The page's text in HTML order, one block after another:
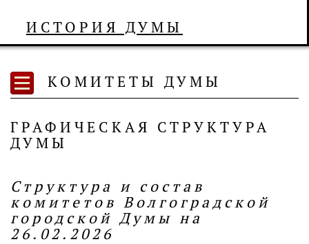
ИСТОРИЯ ДУМЫ
КОМИТЕТЫ ДУМЫ
ГРАФИЧЕСКАЯ СТРУКТУРА
ДУМЫ
Структура и состав
комитетов Волгоградской
городской Думы на
26.02.2026